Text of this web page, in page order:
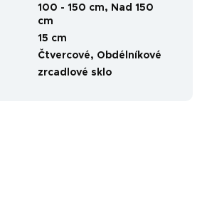
100 - 150 cm, Nad 150
cm
15 cm
Čtvercové, Obdélníkové
zrcadlové sklo